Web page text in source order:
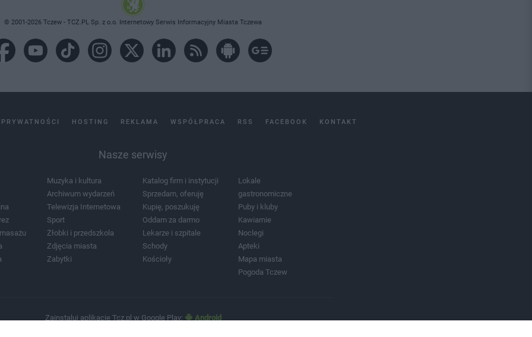
© 2001-2026 Tczew - TCZ.PL Sp. z o.o. Internetowy Serwis Informacyjny Miasta Tczewa
HOSTING REKLAMA WSPÓŁPRACA RSS FACEBOOK KONTAKT
Nasze serwisy
Muzyka i kultura
Archiwum wydarzeń
Telewizja Internetowa
Sport
Żłobki i przedszkola
Zdjęcia miasta
Zabytki
Katalog firm i instytucji
Sprzedam, oferuję
Kupię, poszukuję
Oddam za darmo
Lekarze i szpitale
Schody
Kościoły
Lokale
gastronomiczne
Puby i kluby
Kawiarnie
Noclegi
Apteki
Mapa miasta
Pogoda Tczew
Zainstaluj aplikację Tcz.pl w Google Play: Android